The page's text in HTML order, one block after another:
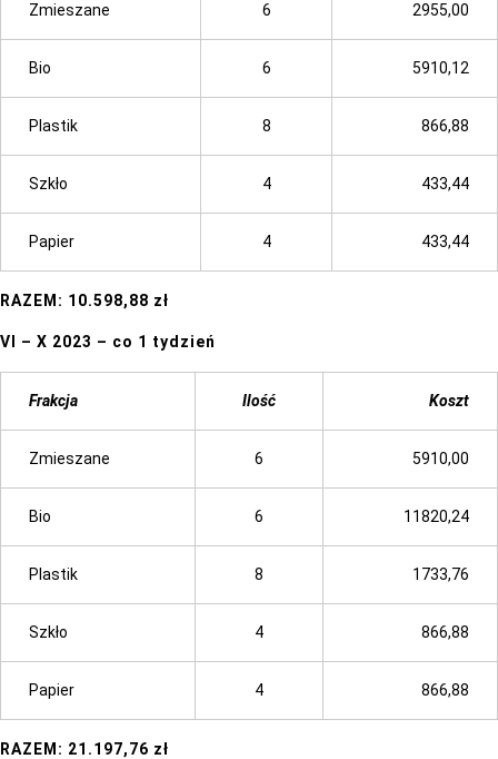
Zmieszane 6 2955,00
Bio 6 5910,12
Plastik 8 866,88
Szkło 4 433,44
Papier 4 433,44
RAZEM: 10.598,88 zł
VI – X 2023 – co 1 tydzień
Frakcja Ilość Koszt
Zmieszane 6 5910,00
Bio 6 11820,24
Plastik 8 1733,76
Szkło 4 866,88
Papier 4 866,88
RAZEM: 21.197,76 zł